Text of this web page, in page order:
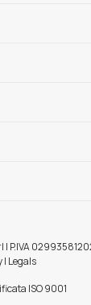
P.IVA
| Legals
ISO 9001